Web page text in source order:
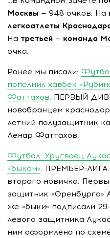
Москвы — 948 очков. На
легкоатлеты
На третьей — команда
очка.
Ранее мы писали:
пополнил хавбек
Фаттахов. ПЕРВЫЙ
новобранцем
летний полузащитник
Ленар Фаттахов.
Футбол: Уругваец
«быком». ПРЕМЬЕР-ЛИГА.
второго новичка.
защитник «Оренбурга»
же «быки» подписали
левого защитника
ним оформлено по схеме